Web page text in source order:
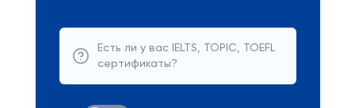
Есть ли у вас IELTS, TOPIC, TOEFL
сертификаты?